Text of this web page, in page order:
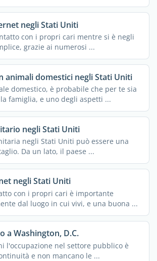
negli Stati Uniti
con i propri cari mentre si è negli
grazie ai numerosi ...
animali domestici negli Stati Uniti
domestico, è probabile che per te sia
famiglia, e uno degli aspetti ...
negli Stati Uniti
negli Stati Uniti può essere una
Da un lato, il paese ...
negli Stati Uniti
con i propri cari è importante
dal luogo in cui vivi, e una buona ...
a Washington, D.C.
l'occupazione nel settore pubblico è
e non mancano le ...